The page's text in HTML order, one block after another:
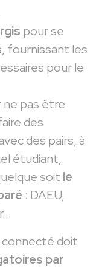
pour se
fournissant les
pour le
ne pas être
des
des pairs, à
étudiant,
soit le
: DAEU,
doit
par